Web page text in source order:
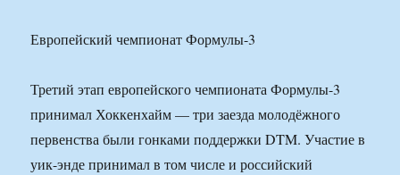
Европейский чемпионат Формулы-3
Третий этап европейского чемпионата Формулы-3
принимал Хоккенхайм — три заезда молодёжного
первенства были гонками поддержки DTM. Участие в
уик-энде принимал в том числе и российский